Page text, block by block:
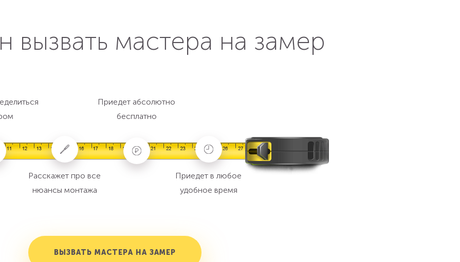
вызвать мастера на замер
Расскажет про все
нюансы монтажа
Приедет абсолютно
бесплатно
Приедет в любое
удобное время
ВЫЗВАТЬ МАСТЕРА НА ЗАМЕР